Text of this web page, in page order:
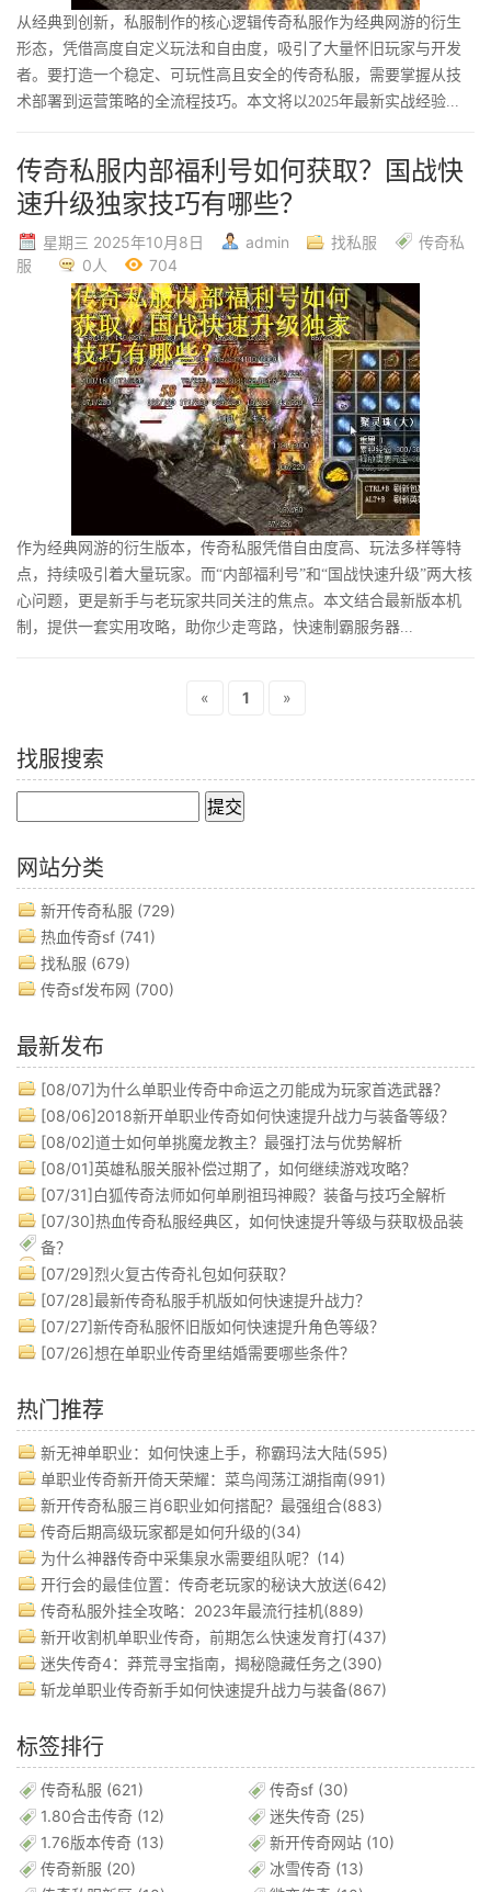
从经典到创新，私服制作的核心逻辑传奇私服作为经典网游的衍生
形态，凭借高度自定义玩法和自由度，吸引了大量怀旧玩家与开发
者。要打造一个稳定、可玩性高且安全的传奇私服，需要掌握从技
术部署到运营策略的全流程技巧。本文将以2025年最新实战经验...
传奇私服内部福利号如何获取？国战快
速升级独家技巧有哪些？
星期三 2025年10月8日 admin 找私服
传奇私
服
0人 704
作为经典网游的衍生版本，传奇私服凭借自由度高、玩法多样等特
点，持续吸引着大量玩家。而“内部福利号”和“国战快速升级”两大核
心问题，更是新手与老玩家共同关注的焦点。本文结合最新版本机
制，提供一套实用攻略，助你少走弯路，快速制霸服务器...
« 1 »
找服搜索
网站分类
新开传奇私服 (729)
热血传奇sf (741)
找私服 (679)
传奇sf发布网 (700)
最新发布
[08/07]为什么单职业传奇中命运之刃能成为玩家首选武器？
[08/06]2018新开单职业传奇如何快速提升战力与装备等级？
[08/02]道士如何单挑魔龙教主？最强打法与优势解析
[08/01]英雄私服关服补偿过期了，如何继续游戏攻略？
[07/31]白狐传奇法师如何单刷祖玛神殿？装备与技巧全解析
[07/30]热血传奇私服经典区，如何快速提升等级与获取极品装
备？
[07/29]烈火复古传奇礼包如何获取？
[07/28]最新传奇私服手机版如何快速提升战力？
[07/27]新传奇私服怀旧版如何快速提升角色等级？
[07/26]想在单职业传奇里结婚需要哪些条件？
热门推荐
新无神单职业：如何快速上手，称霸玛法大陆(595)
单职业传奇新开倚天荣耀：菜鸟闯荡江湖指南(991)
新开传奇私服三肖6职业如何搭配？最强组合(883)
传奇后期高级玩家都是如何升级的(34)
为什么神器传奇中采集泉水需要组队呢？(14)
开行会的最佳位置：传奇老玩家的秘诀大放送(642)
传奇私服外挂全攻略：2023年最流行挂机(889)
新开收割机单职业传奇，前期怎么快速发育打(437)
迷失传奇4：莽荒寻宝指南，揭秘隐藏任务之(390)
斩龙单职业传奇新手如何快速提升战力与装备(867)
标签排行
传奇私服 (621) 传奇sf (30)
1.80合击传奇 (12) 迷失传奇 (25)
1.76版本传奇 (13) 新开传奇网站 (10)
传奇新服 (20) 冰雪传奇 (13)